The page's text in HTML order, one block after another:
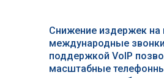
Снижение издержек
международные
поддержкой VoIP
масштабные